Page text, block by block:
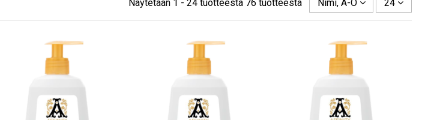
Näytetään 1 - 24 tuotteesta 76 tuotteesta Nimi, A-Ö 24